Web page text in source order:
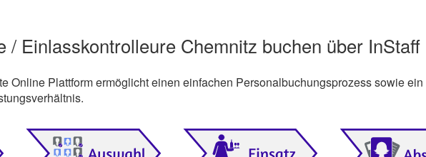
/ Einlasskontrolleure Chemnitz buchen über InStaff
Online Plattform ermöglicht einen einfachen Personalbuchungsprozess sowie ein